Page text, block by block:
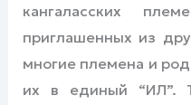
кангаласских
приглашенных из
многие племена и
их в единый “ИЛ”.